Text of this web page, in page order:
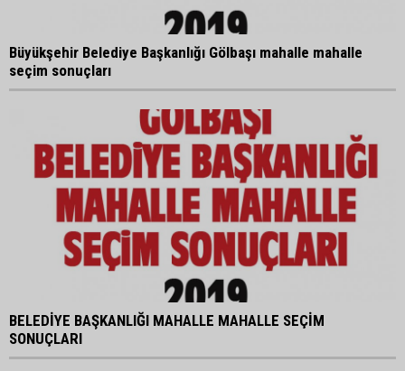
Büyükşehir Belediye Başkanlığı Gölbaşı mahalle mahalle
seçim sonuçları
BELEDİYE BAŞKANLIĞI MAHALLE MAHALLE SEÇİM
SONUÇLARI